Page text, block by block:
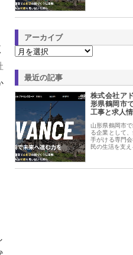
アーカイブ
最近の記事
株式会社ア
形県鶴岡市
工事と求人
山形県鶴岡市
る企業として
手がける専門
民の生活を支え